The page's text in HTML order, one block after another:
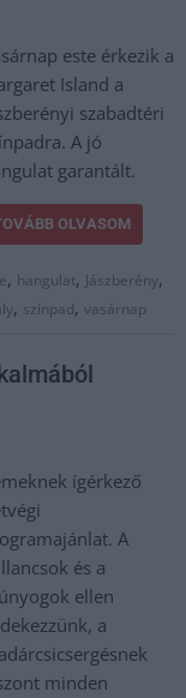
este érkezik a
Island a
szabadtéri
A jó
garantált.
OLVASOM
, hangulat, Jászberény,
, színpad,vasárnap
ígérkező
A
és a
ellen
a
minden